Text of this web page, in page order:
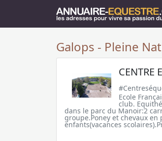
Galops - Pleine
CENTRE
Ecole
club.
dans le parc du Manoir:2
groupe.Poney et chevaux
enfants(vacances